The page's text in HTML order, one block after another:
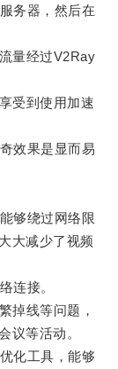
务器，然后在
量经过V2Ray
受到使用加速
效果是显而易
够绕过网络限
大减少了视频
连接。
线等问题，
议等活动。
化工具，能够